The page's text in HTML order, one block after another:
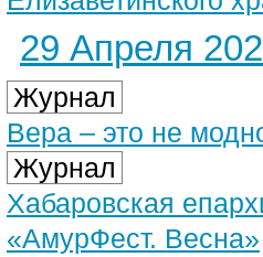
29 Апреля
Журнал
Вера – это не
Журнал
Хабаровская
«АмурФест. Весна»